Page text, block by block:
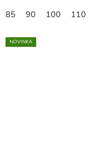
85 90 100 110
NOVINKA